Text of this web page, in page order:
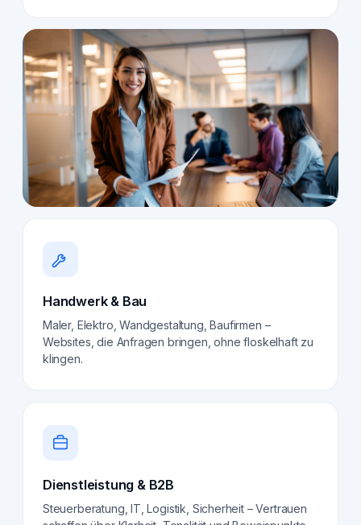
Handwerk & Bau
Maler, Elektro, Wandgestaltung, Baufirmen –
Websites, die Anfragen bringen, ohne floskelhaft zu
klingen.
Dienstleistung & B2B
Steuerberatung, IT, Logistik, Sicherheit – Vertrauen